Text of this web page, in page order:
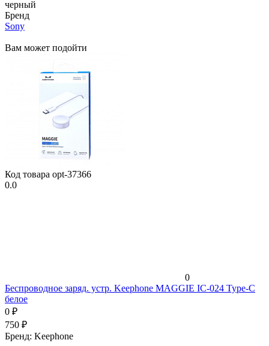
черный
Бренд
Sony
Вам может подойти
Код товара opt-37366
0.0
0
Беспроводное заряд. устр. Keephone MAGGIE IC-024 Type-C
белое
0 ₽
750 ₽
Бренд: Keephone